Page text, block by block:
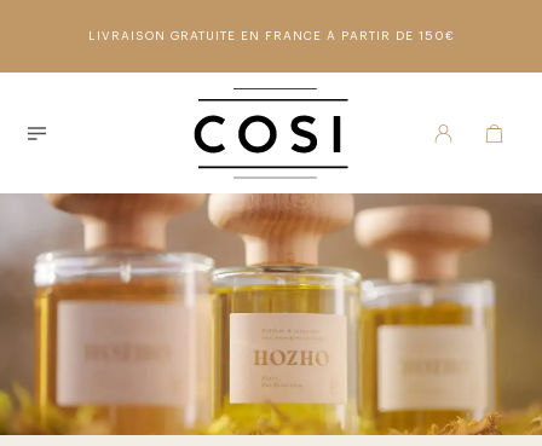
LIVRAISON GRATUITE EN FRANCE À PARTIR DE 150€